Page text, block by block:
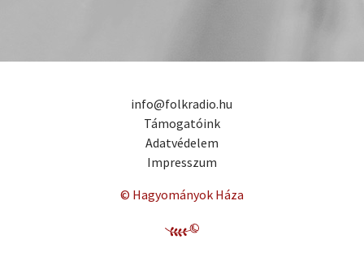
info@folkradio.hu
Támogatóink
Adatvédelem
Impresszum
© Hagyományok Háza